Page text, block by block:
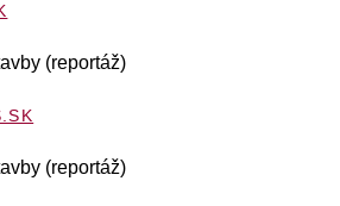
(reportáž)
(reportáž)